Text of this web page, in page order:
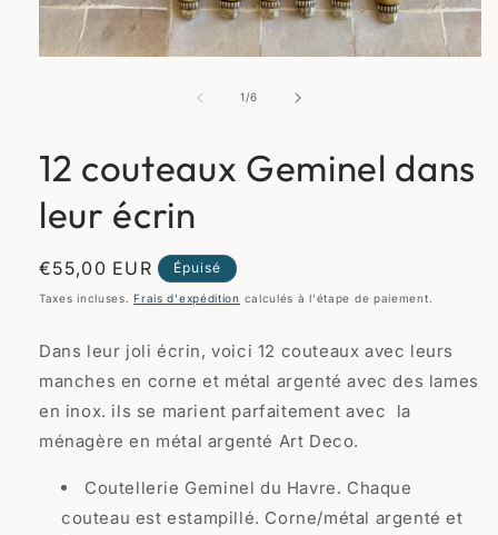
fenêtre
modale
1/de
6
12 couteaux Geminel dans
leur écrin
Prix
habituel
€55,00 EUR Épuisé
Taxes incluses.Frais d'expédition calculés à l'étape de paiement.
Dans leur joli écrin, voici 12 couteaux avec leurs
manches en corne et métal argenté avec des lames
en inox. ils se marient parfaitement avec la
ménagère en métal argenté Art Deco.
Coutellerie Geminel du Havre. Chaque
couteau est estampillé. Corne/métal argenté et